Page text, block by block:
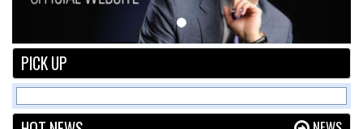
PICK UP